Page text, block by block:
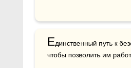
Единственный путь к
чтобы позволить им